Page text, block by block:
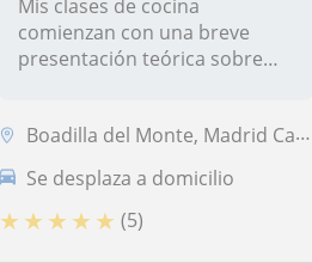
Mis clases de cocina
comienzan con una breve
presentación teórica sobre
Boadilla del Monte, Madrid Capital, Majadahonda, Pozuelo de Alarcón, V...
Se desplaza a domicilio
★ ★ ★ ★ ★ (5)